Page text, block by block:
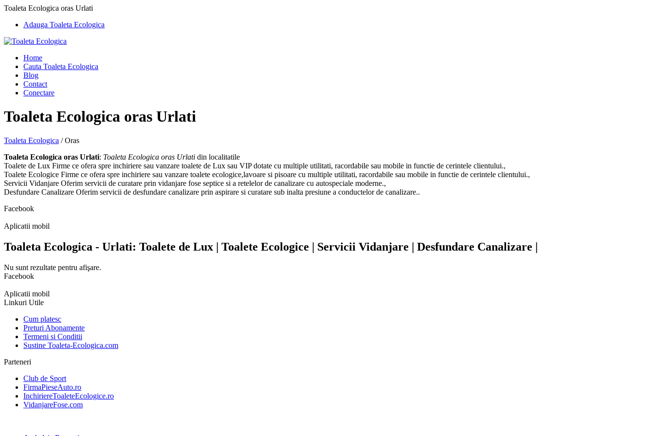
Toaleta Ecologica oras Urlati
Adauga Toaleta Ecologica
Home
Cauta Toaleta Ecologica
Blog
Contact
Conectare
Toaleta Ecologica oras Urlati
Toaleta Ecologica /Oras
Toaleta Ecologica oras Urlati: Toaleta Ecologica oras Urlati din localitatile
Toalete de Lux Firme ce ofera spre inchiriere sau vanzare toalete de Lux sau VIP dotate cu multiple utilitati, racordabile sau mobile in functie de cerintele clientului.,
Toalete Ecologice Firme ce ofera spre inchiriere sau vanzare toalete ecologice,lavoare si pisoare cu multiple utilitati, racordabile sau mobile in functie de cerintele clientului.,
Servicii Vidanjare Oferim servicii de curatare prin vidanjare fose septice si a retelelor de canalizare cu autospeciale moderne.,
Desfundare Canalizare Oferim servicii de desfundare canalizare prin aspirare si curatare sub inalta presiune a conductelor de canalizare..
Facebook
Aplicatii mobil
Toaleta Ecologica - Urlati: Toalete de Lux | Toalete Ecologice | Servicii Vidanjare | Desfundare Canalizare |
Nu sunt rezultate pentru afişare.
Facebook
Aplicatii mobil
Linkuri Utile
Cum platesc
Preturi Abonamente
Termeni si Conditii
Sustine Toaleta-Ecologica.com
Parteneri
Club de Sport
FirmaPieseAuto.ro
InchiriereToaleteEcologice.ro
VidanjareFose.com